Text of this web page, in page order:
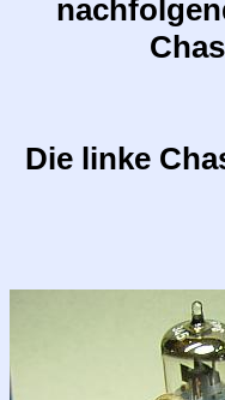
Die linke